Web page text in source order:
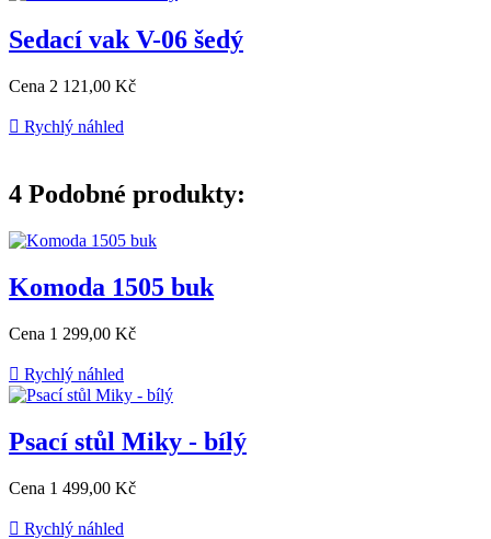
Sedací vak V-06 šedý
Cena 2 121,00 Kč
 Rychlý náhled
4 Podobné produkty:
Komoda 1505 buk
Cena 1 299,00 Kč
 Rychlý náhled
Psací stůl Miky - bílý
Cena 1 499,00 Kč
 Rychlý náhled